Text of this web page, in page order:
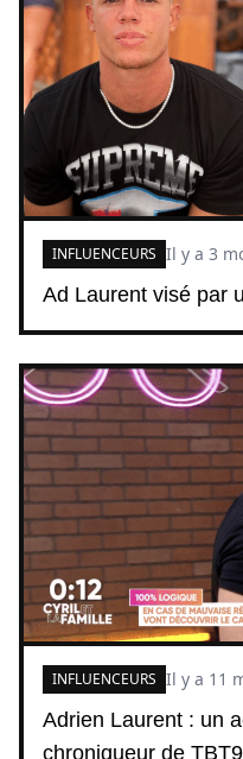
Ad Laurent visé par
INFLUENCEURS Il y a 3
Adrien Laurent : un
chroniqueur de TBT9
INFLUENCEURS Il y a 11